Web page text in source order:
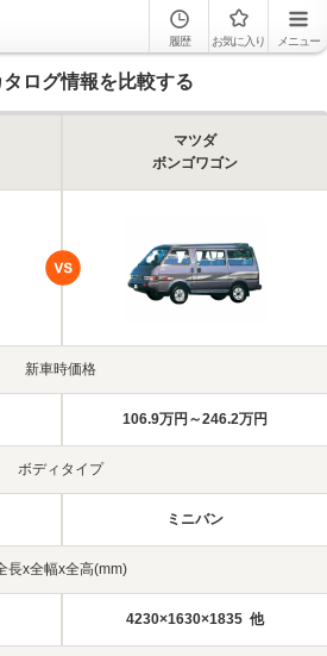
履歴 お気に入り メニュー
ログ情報を比較する
マツダ
ボンゴワゴン
新車時価格
106.9万円～246.2万円
ボディタイプ
ミニバン
長x全幅x全高(mm)
4230×1630×1835 他